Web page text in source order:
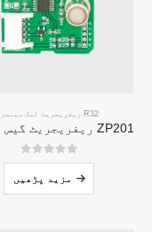
R32 ریفریجریٹ لیک سینسر
05 میں سے
مزید پڑھیں